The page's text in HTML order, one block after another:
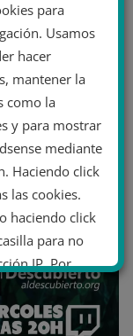
para
Usamos
hacer
mantener la
como la
y para mostrar
mediante
Haciendo click
las cookies.
haciendo click
para no
IP. Por